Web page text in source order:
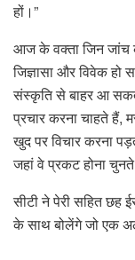
हों।”
आज के वक्ता जिन जांच
जिज्ञासा और विवेक
संस्कृति से बाहर आ
प्रचार करना चाहते हैं,
खुद पर विचार करना
जहां वे प्रकट होना
सीटी ने पेरी सहित छह
के साथ बोलेंगे जो एक